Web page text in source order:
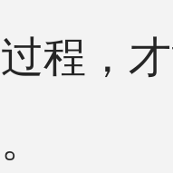
程，